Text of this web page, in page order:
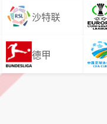
沙特联
德甲